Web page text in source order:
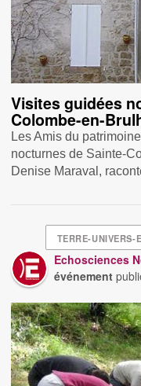
Visites guidées
Colombe-en-
Les Amis du
nocturnes de Sainte-
Denise Maraval,
TERRE-UNIVERS-
Echosciences
événement